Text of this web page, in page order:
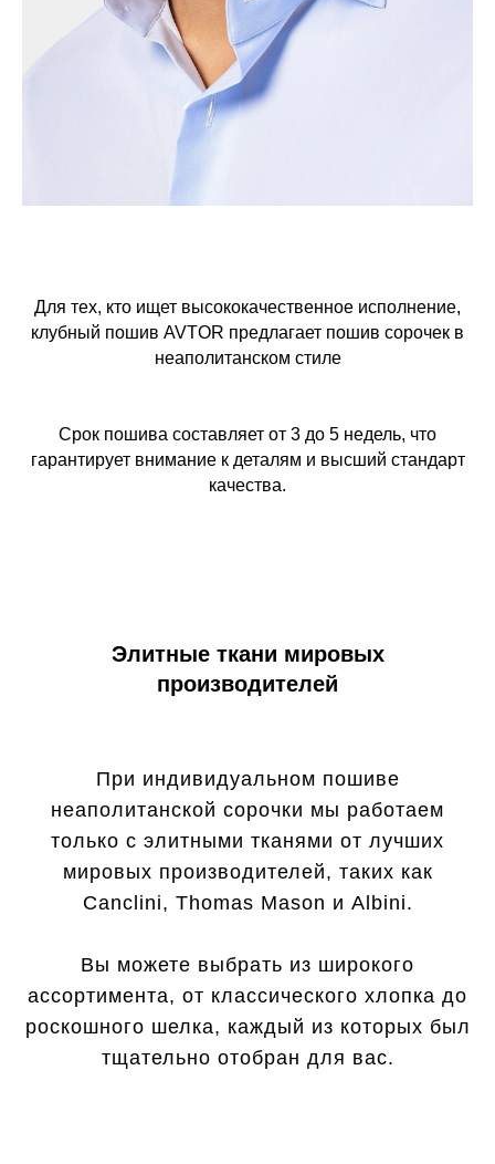
Для тех, кто ищет высококачественное исполнение,
клубный пошив AVTOR предлагает пошив сорочек в
неаполитанском стиле
Срок пошива составляет от 3 до 5 недель, что
гарантирует внимание к деталям и высший стандарт
качества.
Элитные ткани мировых
производителей
При индивидуальном пошиве
неаполитанской сорочки мы работаем
только с элитными тканями от лучших
мировых производителей, таких как
Canclini, Thomas Mason и Albini.
Вы можете выбрать из широкого
ассортимента, от классического хлопка до
роскошного шелка, каждый из которых был
тщательно отобран для вас.